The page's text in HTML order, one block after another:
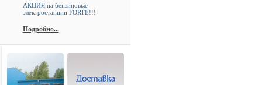
АКЦИЯ на бензиновые
электростанции FORTE!!!
Подробно...